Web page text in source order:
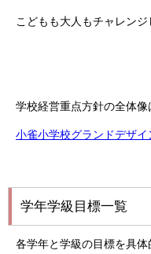
こどもも大人もチャレンジ
学校経営重点方針の全体像
小雀小学校グランドデザイ
学年学級目標一覧
各学年と学級の目標を具体